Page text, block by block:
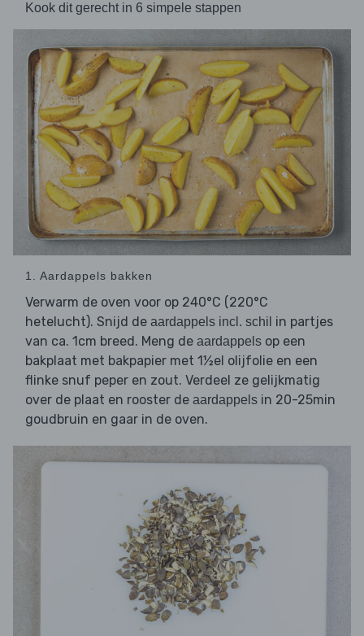
Kook dit gerecht in 6 simpele stappen
1. Aardappels bakken
Verwarm de oven voor op 240°C (220°C
hetelucht). Snijd de aardappels incl. schil in partjes
van ca. 1cm breed. Meng de aardappels op een
bakplaat met bakpapier met 1½el olijfolie en een
flinke snuf peper en zout. Verdeel ze gelijkmatig
over de plaat en rooster de aardappels in 20-25min
goudbruin en gaar in de oven.